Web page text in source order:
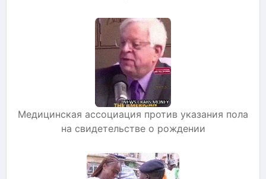
Медицинская ассоциация против указания пола
на свидетельстве о рождении